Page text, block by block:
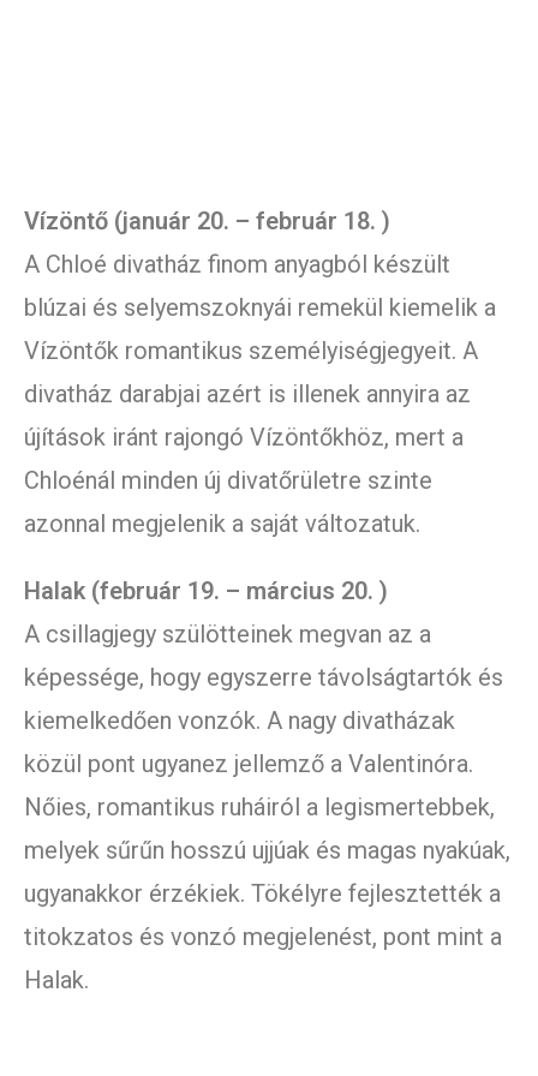
Vízöntő (január 20. – február 18. )
A Chloé divatház finom anyagból készült
blúzai és selyemszoknyái remekül kiemelik a
Vízöntők romantikus személyiségjegyeit. A
divatház darabjai azért is illenek annyira az
újítások iránt rajongó Vízöntőkhöz, mert a
Chloénál minden új divatőrületre szinte
azonnal megjelenik a saját változatuk.
Halak (február 19. – március 20. )
A csillagjegy szülötteinek megvan az a
képessége, hogy egyszerre távolságtartók és
kiemelkedően vonzók. A nagy divatházak
közül pont ugyanez jellemző a Valentinóra.
Nőies, romantikus ruháiról a legismertebbek,
melyek sűrűn hosszú ujjúak és magas nyakúak,
ugyanakkor érzékiek. Tökélyre fejlesztették a
titokzatos és vonzó megjelenést, pont mint a
Halak.